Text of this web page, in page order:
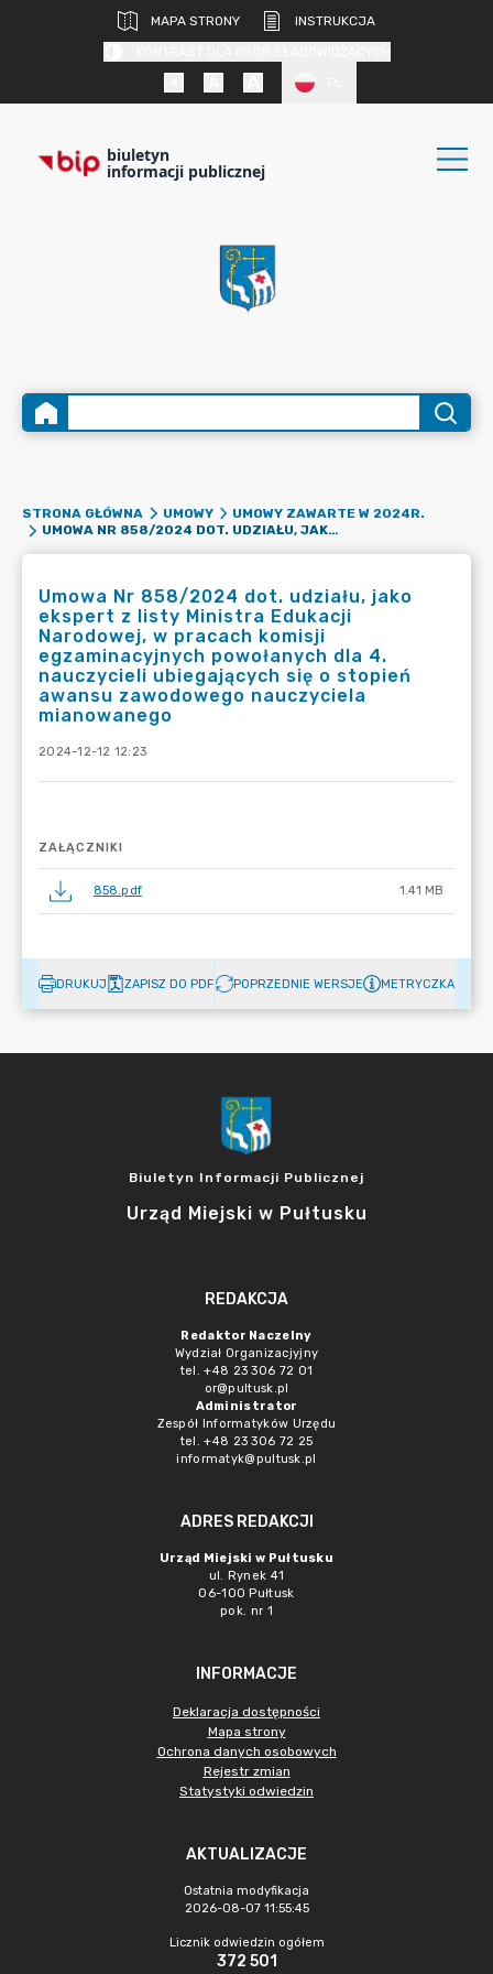
MAPA STRONY
INSTRUKCJA
biuletyn
informacji publicznej
STRONA GŁÓWNA UMOWY
UMOWY ZAWARTE W 2024R.
UMOWA NR 858/2024 DOT. UDZIAŁU, JAKO EKSPERT Z LISTY MINISTRA EDUKACJI NARODOWEJ, W PRACACH KOMISJI EGZAMINACYJNYCH POWOŁANYCH DLA 4. NAUCZYCIELI UBIEGAJĄCYCH SIĘ O STOPIEŃ AWANSU ZAWODOWEGO NAUCZYCIELA MIANOWANEGO
Umowa Nr 858/2024 dot. udziału, jako
ekspert z listy Ministra Edukacji
Narodowej, w pracach komisji
egzaminacyjnych powołanych dla 4.
nauczycieli ubiegających się o stopień
awansu zawodowego nauczyciela
mianowanego
2024-12-12 12:23
ZAŁĄCZNIKI
858.pdf 1.41 MB
DRUKUJ ZAPISZ DO PDF POPRZEDNIE WERSJE METRYCZKA
Biuletyn Informacji Publicznej
Urząd Miejski w Pułtusku
REDAKCJA
Redaktor Naczelny
Wydział Organizacjyjny
tel. +48 23 306 72 01
or@pultusk.pl
Administrator
Zespół Informatyków Urzędu
tel. +48 23 306 72 25
informatyk@pultusk.pl
ADRES REDAKCJI
Urząd Miejski w Pułtusku
ul. Rynek 41
06-100 Pułtusk
pok. nr 1
INFORMACJE
Deklaracja dostępności
Mapa strony
Ochrona danych osobowych
Rejestr zmian
Statystyki odwiedzin
AKTUALIZACJE
Ostatnia modyfikacja
2026-08-07 11:55:45
Licznik odwiedzin ogółem
372 501